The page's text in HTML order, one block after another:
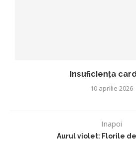
Insuficiența
10 aprilie 2026
Inapoi
Aurul violet: Florile